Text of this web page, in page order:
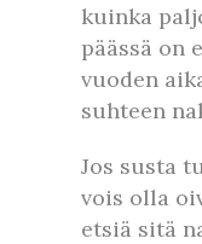
kuinka
päässä on
vuoden
suhteen
Jos susta
vois olla
etsiä sitä